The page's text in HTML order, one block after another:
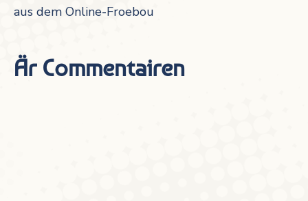
aus dem Online-Froebou
Är Commentairen